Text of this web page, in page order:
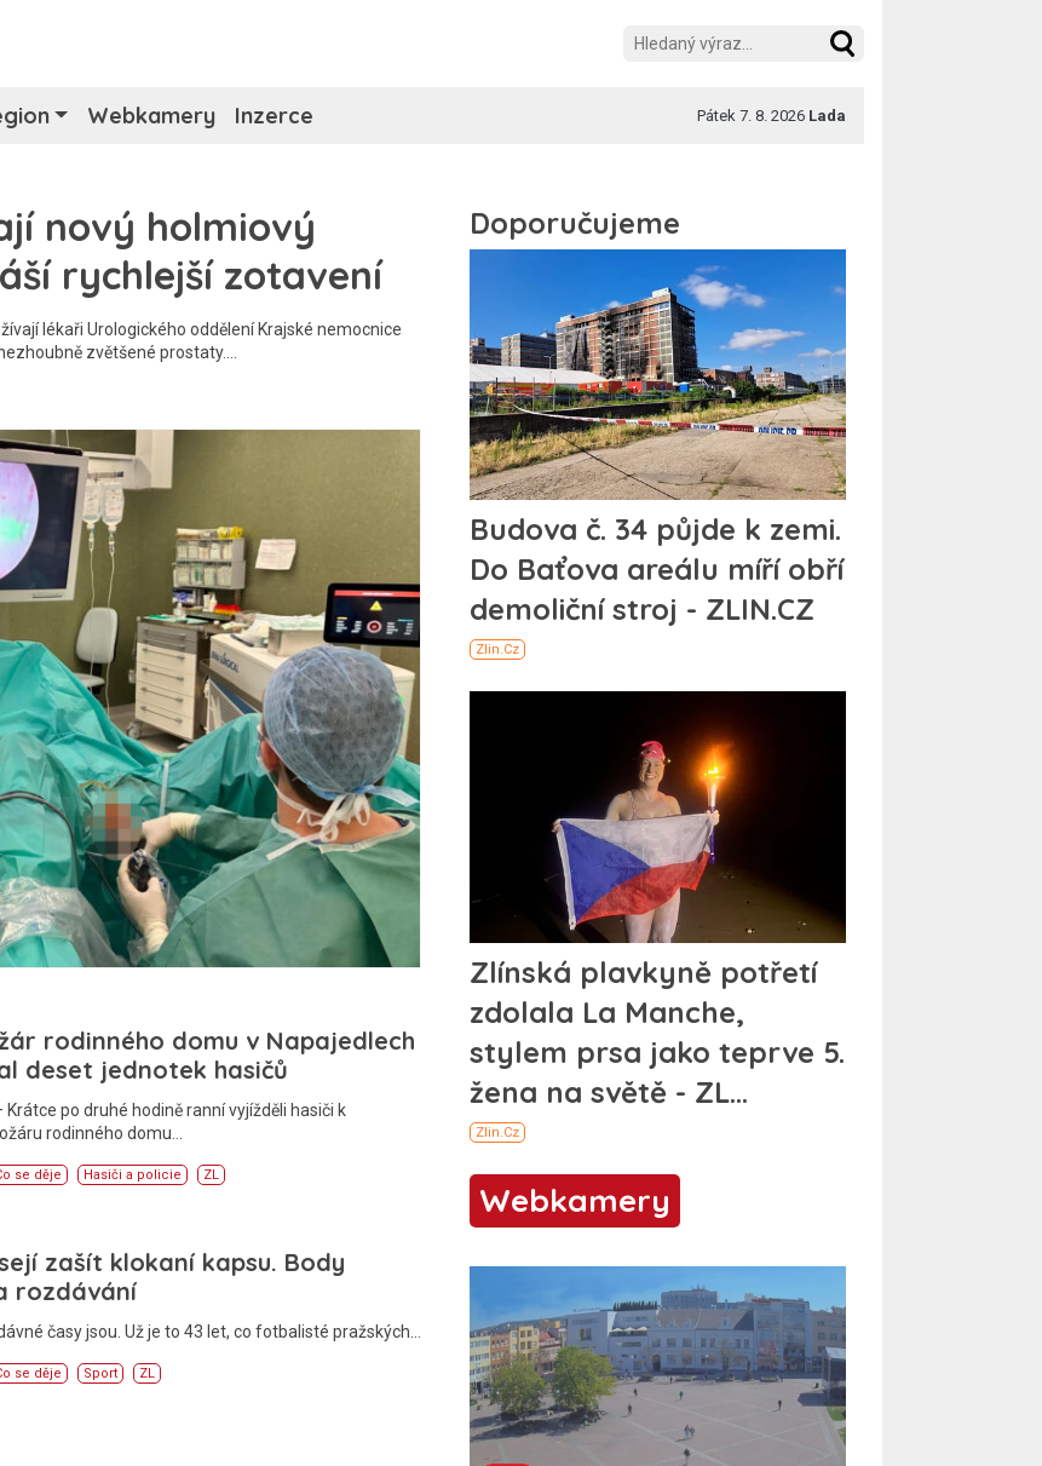
Webkamery Inzerce Pátek 7. 8. 2026 Lada
nový holmiový
rychlejší zotavení
lékaři Urologického oddělení Krajské nemocnice
zvětšené prostaty.…
rodinného domu v Napajedlech
deset jednotek hasičů
Krátce po druhé hodině ranní vyjížděli hasiči k
rodinného domu…
se děje Hasiči a policie ZL
zašít klokaní kapsu. Body
rozdávání
časy jsou. Už je to 43 let, co fotbalisté pražských…
se děje Sport ZL
Webkamery